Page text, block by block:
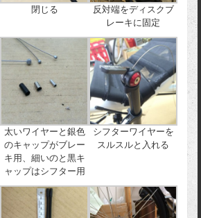
閉じる
反対端をディスクブ
レーキに固定
太いワイヤーと銀色
のキャップがブレー
キ用、細いのと黒キ
ャップはシフター用
シフターワイヤーを
スルスルと入れる